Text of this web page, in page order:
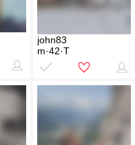
john83
m·42·T